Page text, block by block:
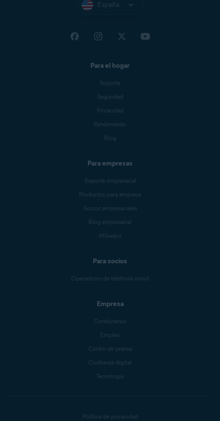
España
Para el hogar
Soporte
Seguridad
Privacidad
Rendimiento
Blog
Para empresas
Soporte empresarial
Productos para empresa
Socios empresariales
Blog empresarial
Afiliados
Para socios
Operadores de telefonía móvil
Empresa
Contáctenos
Empleo
Centro de prensa
Confianza digital
Tecnología
Política de privacidad